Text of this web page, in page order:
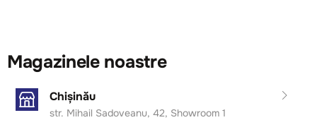
Magazinele noastre
Chișinău
str. Mihail Sadoveanu, 42, Showroom 1